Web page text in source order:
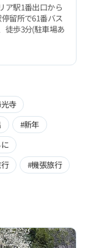
ア駅1番出口から
留所で61番バス
徒歩3分(駐車場あ
寺
#新年
#機張旅行